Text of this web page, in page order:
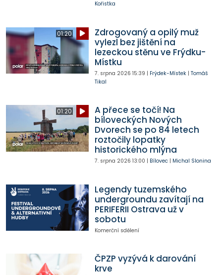
Kořistka
01:20
Zdrogovaný a opilý muž
vylezl bez jištění na
lezeckou stěnu ve Frýdku-
Místku
7. srpna 2026 15:39 | Frýdek-Místek| Tomáš
Tikal
01:20
A přece se točí! Na
bíloveckých Nových
Dvorech se po 84 letech
roztočily lopatky
historického mlýna
7. srpna 2026 13:00 | Bílovec| Michal Slonina
Legendy tuzemského
undergroundu zavítají na
PERIFERII Ostrava už v
sobotu
Komerční sdělení
ČPZP vyzývá k darování
krve